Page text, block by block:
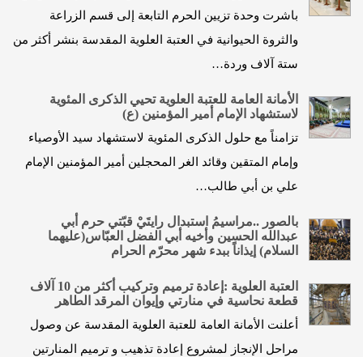
باشرت وحدة تزيين الحرم التابعة إلى قسم الزراعة
والثروة الحيوانية في العتبة العلوية المقدسة بنشر أكثر من
ستة آلاف وردة…
الأمانة العامة للعتبة العلوية تحيي الذكرى المئوية
لاستشهاد الإمام أمير المؤمنين (ع)
تزامناً مع حلول الذكرى المئوية لاستشهاد سيد الأوصياء
وإمام المتقين وقائد الغر المحجلين أمير المؤمنين الإمام
علي بن أبي طالب…
بالصور ..مراسيمُ استبدال رايتَيْ قبّتي حرم أبي
عبدالله الحسين وأخيه أبي الفضل العبّاس(عليهما
السلام) إيذاناً ببدء شهر محرّم الحرام
العتبة العلوية :إعادة ترميم وتركيب أكثر من 10 آلاف
قطعة نحاسية في منارتي وإيوان المرقد الطاهر
أعلنت الأمانة العامة للعتبة العلوية المقدسة عن وصول
مراحل الإنجاز لمشروع إعادة تذهيب و ترميم المنارتين